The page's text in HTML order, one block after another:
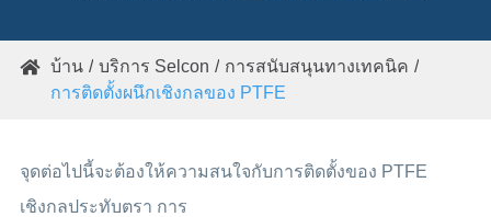
 บ้าน บริการ Selcon
การสนับสนุนทางเทคนิค
การติดตั้งผนึกเชิงกลของ PTFE
จุดต่อไปนี้จะต้องให้ความสนใจกับการติดตั้งของ PTFE
เชิงกลประทับตรา การ